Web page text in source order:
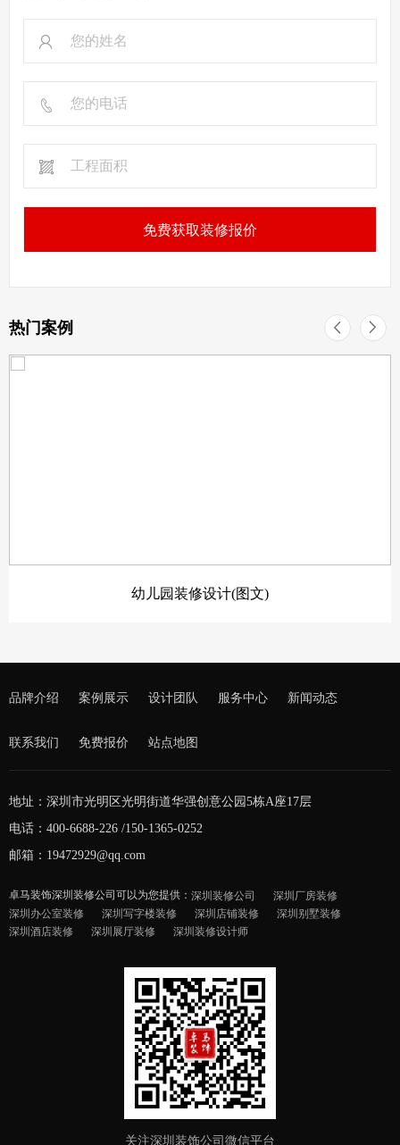
免费获取装修报价
热门案例
幼儿园装修设计(图文)
品牌介绍 案例展示 设计团队 服务中心 新闻动态
联系我们 免费报价 站点地图
地址：深圳市光明区光明街道华强创意公园5栋A座17层
电话：400-6688-226 /150-1365-0252
邮箱：19472929@qq.com
卓马装饰深圳装修公司可以为您提供： 深圳装修公司
深圳厂房装修
深圳办公室装修
深圳写字楼装修 深圳店铺装修
深圳别墅装修
深圳酒店装修
深圳展厅装修 深圳装修设计师
关注深圳装饰公司微信平台